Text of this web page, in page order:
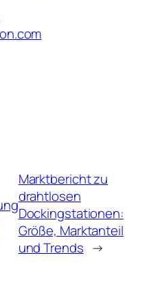
Marktbericht zu
drahtlosen
Dockingstationen:
Größe, Marktanteil
und Trends →